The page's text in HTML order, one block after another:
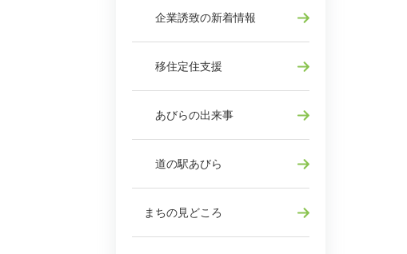
企業誘致の新着情報
移住定住支援
あびらの出来事
道の駅あびら
まちの見どころ